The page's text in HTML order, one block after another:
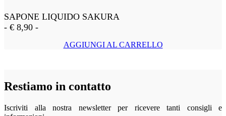
SAPONE LIQUIDO SAKURA
- € 8,90 -
AGGIUNGI AL CARRELLO
Restiamo in contatto
Iscriviti alla nostra newsletter per ricevere tanti consigli e